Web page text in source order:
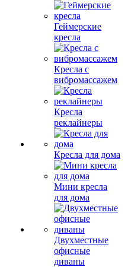
Геймерские
кресла
Кресла с
вибромассажем
Кресла
реклайнеры
Кресла для дома
Мини кресла
для дома
Двухместные
офисные
диваны